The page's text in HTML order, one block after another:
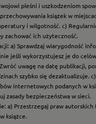
pleśni i uszkodzeniom
książek w
i wilgotność. c)
zachować ich użyteczność.
a) Sprawdzaj wiarygodność
jeśli wykorzystujesz je do
uwagę na datę publikacji,
szybko się dezaktualizuje.
internetowych podanych w
zasady bezpieczeństwa w sieci.
a) Przestrzegaj praw autorskich
książce.